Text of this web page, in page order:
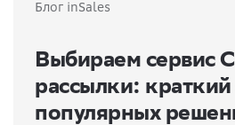
Блог inSales
Выбираем сервис
рассылки:
популярных